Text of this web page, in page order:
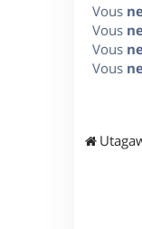
Vous
Vous
Vous
Vous